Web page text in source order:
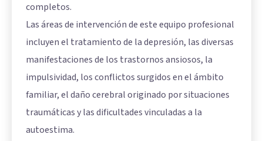
completos.
Las áreas de intervención de este equipo profesional
incluyen el tratamiento de la depresión, las diversas
manifestaciones de los trastornos ansiosos, la
impulsividad, los conflictos surgidos en el ámbito
familiar, el daño cerebral originado por situaciones
traumáticas y las dificultades vinculadas a la
autoestima.